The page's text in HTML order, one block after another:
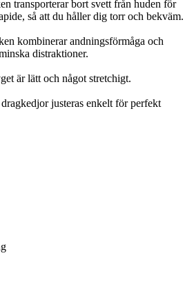
transporterar bort svett från huden för
så att du håller dig torr och bekväm.
kombinerar andningsförmåga och
distraktioner.
är lätt och något stretchigt.
justeras enkelt för perfekt